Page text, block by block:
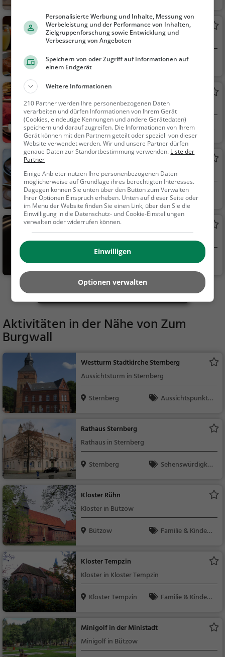
hen, Snacks / Geträn
ke
Gaststätte am Markt
Steakhaus in Sternberg
Sternberg
Restaurant, Steak
Restaurant in Sternberg
Sternberg
Restaurant, Aben
dessen, Mittagessen
Dat Lütt Caféhus
Café in Sternberg
Sternberg
Café, Kaffee / Kuc
hen, Frühstück, Gebä
ck / Teigwaren
Einmal Eis auf die Hand
Eiscafé / Eisdiele in Bützow
Bützow
Eiscafé / Eisdiele,
Eisdiele
Mehr Gaststätten in Sternberg finden
Aktivitäten in der Nähe vonZum
Burgwall
Westturm Stadtkirche Sternberg
Aussichtsturm in Sternberg
Sternberg
Aussichtspunkt, F
Rathaus Sternberg
Rathaus in Sternberg
Sternberg
Sehenswürdigkei
Kloster Rühn
Kloster in Bützow
Bützow
Familie & Kinder,
Kloster Tempzin
Kloster in Kloster Tempzin
Kloster Tempzin
Familie & Kinder,
Minigolf in der Ministadt
Minigolf in Bützow
Personalisierte Werbung und Inhalte, Messung von
Werbeleistung und der Performance von Inhalten,
Zielgruppenforschung sowie Entwicklung und
Verbesserung von Angeboten
Speichern von oder Zugriff auf Informationen auf
einem Endgerät
Weitere Informationen
210 Partner werden Ihre personenbezogenen Daten
verarbeiten und dürfen Informationen von Ihrem Gerät
(Cookies, eindeutige Kennungen und andere Gerätedaten)
speichern und darauf zugreifen. Die Informationen von Ihrem
Gerät können mit den Partnern geteilt oder speziell von dieser
Website verwendet werden. Wir und unsere Partner dürfen
genaue Daten zur Standortbestimmung verwenden. Liste der
Partner
Einige Anbieter nutzen Ihre personenbezogenen Daten
möglicherweise auf Grundlage ihres berechtigten Interesses.
Dagegen können Sie unten über den Button zum Verwalten
Ihrer Optionen Einspruch erheben. Unten auf dieser Seite oder
im Menü der Website finden Sie einen Link, über den Sie die
Einwilligung in die Datenschutz- und Cookie-Einstellungen
verwalten oder widerrufen können.
Einwilligen
Optionen verwalten